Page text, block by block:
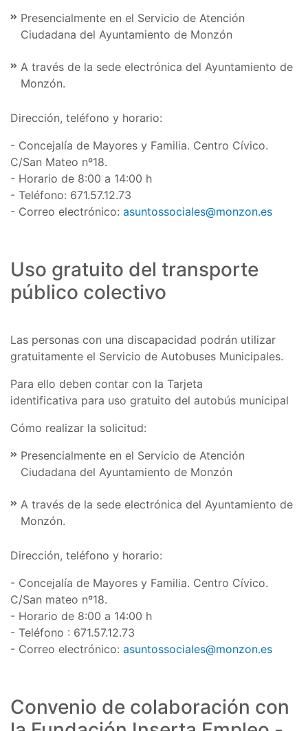
Presencialmente en el Servicio de Atención
Ciudadana del Ayuntamiento de Monzón
A través de la sede electrónica del Ayuntamiento de
Monzón.
Dirección, teléfono y horario:
- Concejalía de Mayores y Familia. Centro Cívico.
C/San Mateo nº18.
- Horario de 8:00 a 14:00 h
- Teléfono: 671.57.12.73
- Correo electrónico: asuntossociales@monzon.es
Uso gratuito del transporte
público colectivo
Las personas con una discapacidad podrán utilizar
gratuitamente el Servicio de Autobuses Municipales.
Para ello deben contar con la Tarjeta
identificativa para uso gratuito del autobús municipal
Cómo realizar la solicitud:
Presencialmente en el Servicio de Atención
Ciudadana del Ayuntamiento de Monzón
A través de la sede electrónica del Ayuntamiento de
Monzón.
Dirección, teléfono y horario:
- Concejalía de Mayores y Familia. Centro Cívico.
C/San mateo nº18.
- Horario de 8:00 a 14:00 h
- Teléfono : 671.57.12.73
- Correo electrónico: asuntossociales@monzon.es
Convenio de colaboración con